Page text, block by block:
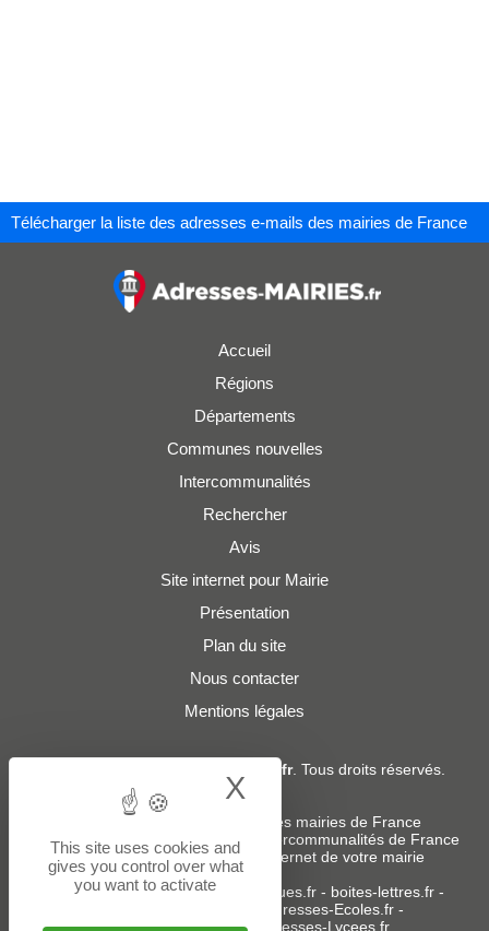
Télécharger la liste des adresses e-mails des mairies de France
Accueil
Régions
Départements
Communes nouvelles
Intercommunalités
Rechercher
Avis
Site internet pour Mairie
Présentation
Plan du site
Nous contacter
Mentions légales
Adresses-Mairies.fr. Tous droits réservés.
Services :
Liste des adresses e-mails des mairies de France
Liste des adresses e-mails des intercommunalités de France
-Création ou refonte du site internet de votre mairie
Sites partenaires:donneespubliques.fr- boites-lettres.fr-
Adresses-Ecoles.fr -
Adresses-Colleges.fr- Adresses-Lycees.fr
This site uses cookies and
gives you control over what
you want to activate
X